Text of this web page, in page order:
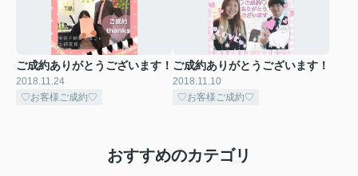
ご成約ありがとうございます！
2018.11.24
♡お客様ご成約♡
ご成約ありがとうございます！
2018.11.10
♡お客様ご成約♡
おすすめのカテゴリ